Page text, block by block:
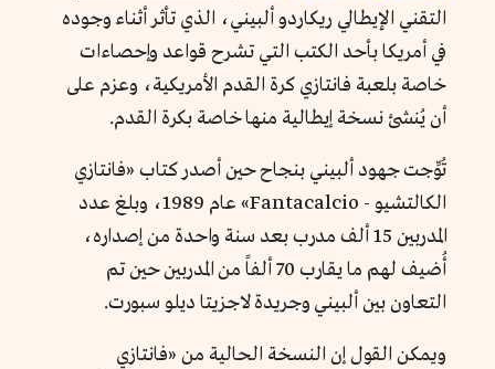
التقني الإيطالي ريكاردو ألبيني، الذي تأثر أثناء وجوده
في أمريكا بأحد الكتب التي تشرح قواعد وإحصاءات
خاصة بلعبة فانتازي كرة القدم الأمريكية، وعزم على
أن يُنشئ نسخة إيطالية منها خاصة بكرة القدم.
تُوِّجت جهود ألبيني بنجاح حين أصدر كتاب «فانتازي
الكالتشيو - Fantacalcio» عام 1989، وبلغ عدد
المدربين 15 ألف مدرب بعد سنة واحدة من إصداره،
أُضيف لهم ما يقارب 70 ألفاً من المدربين حين تم
التعاون بين ألبيني وجريدة لاجزيتا ديلو سبورت.
ويمكن القول إن النسخة الحالية من «فانتازي